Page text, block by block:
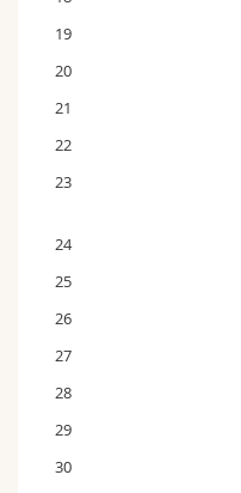
19
20
21
22
23
24
25
26
27
28
29
30